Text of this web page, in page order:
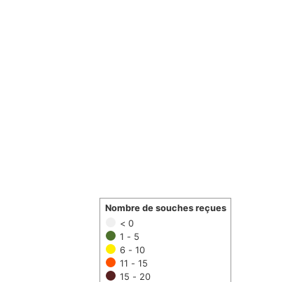
< 0
1 - 5
6 - 10
11 - 15
15 - 20
Nombre de souches reçues